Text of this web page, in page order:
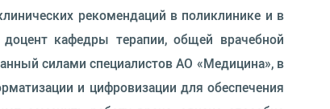
рекомендаций в поликлинике и в
кафедры терапии, общей врачебной
силами специалистов АО «Медицина», в
и цифровизации для обеспечения